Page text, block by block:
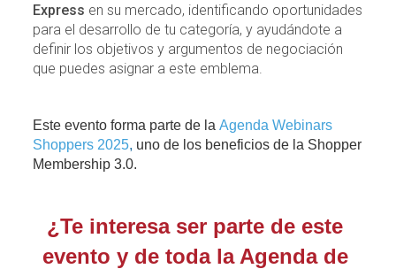
Express en su mercado, identificando oportunidades
para el desarrollo de tu categoría, y ayudándote a
definir los objetivos y argumentos de negociación
que puedes asignar a este emblema.
Este evento forma parte de la Agenda Webinars
Shoppers 2025, uno de los beneficios de la Shopper
Membership 3.0.
¿Te interesa ser parte de este
evento y de toda la Agenda de